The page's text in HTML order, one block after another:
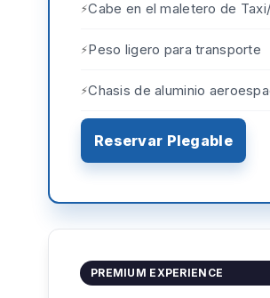
Cabe en el maletero de
Peso ligero para transporte
Chasis de aluminio
Reservar Plegable
PREMIUM EXPERIENCE